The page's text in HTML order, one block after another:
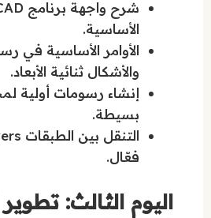
الأساسية.
الأوامر الأساسية في
والأشكال ثنائية الأبعاد.
إنشاء رسومات أولية
بسيطة.
فعّال.
اليوم الثالث: